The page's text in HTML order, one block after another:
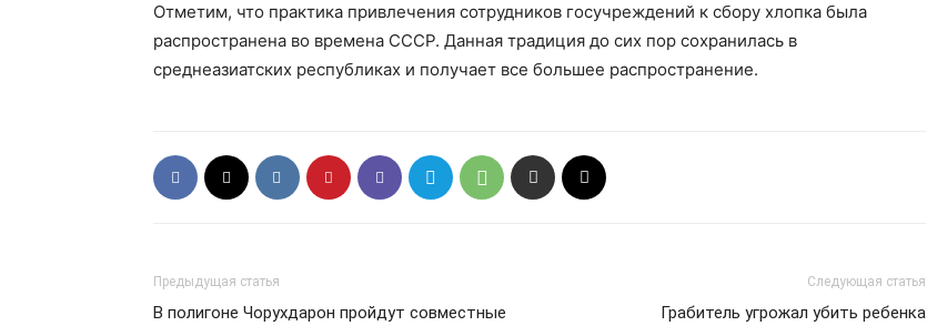
Отметим, что практика привлечения сотрудников госучреждений к сбору хлопка была
распространена во времена СССР. Данная традиция до сих пор сохранилась в
среднеазиатских республиках и получает все большее распространение.
Предыдущая статья
В полигоне Чорухдарон пройдут совместные
Следующая статья
Грабитель угрожал убить ребенка